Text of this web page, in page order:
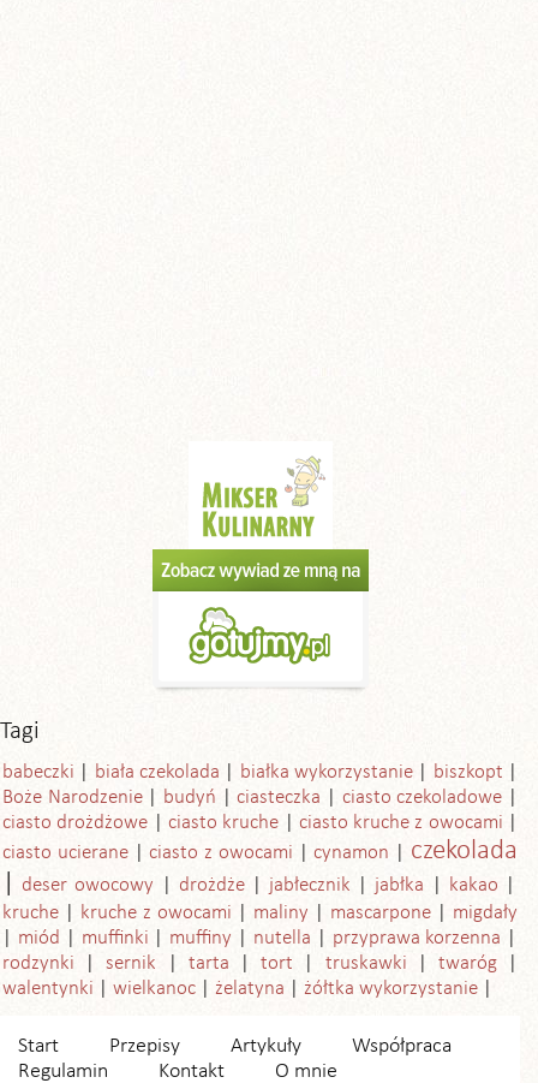
Tagi
babeczki biała czekolada białka wykorzystanie
biszkopt
Boże Narodzenie
budyń ciasteczka
ciasto czekoladowe
ciasto drożdżowe
ciasto kruche
ciasto kruche z owocami
ciasto ucierane
ciasto z owocami cynamon czekolada
deser owocowy drożdże jabłecznik jabłka
kakao
kruche
kruche z owocami maliny mascarpone
migdały
miód
muffinki muffiny nutella
przyprawa korzenna
rodzynki
sernik tarta tort truskawki
twaróg
walentynki
wielkanoc żelatyna żółtka wykorzystanie
Start Przepisy Artykuły
Współpraca
Regulamin
Kontakt O mnie